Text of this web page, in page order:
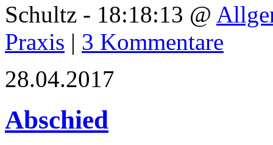
Schultz - 18:18:13 @
Praxis | 3 Kommentare
28.04.2017
Abschied